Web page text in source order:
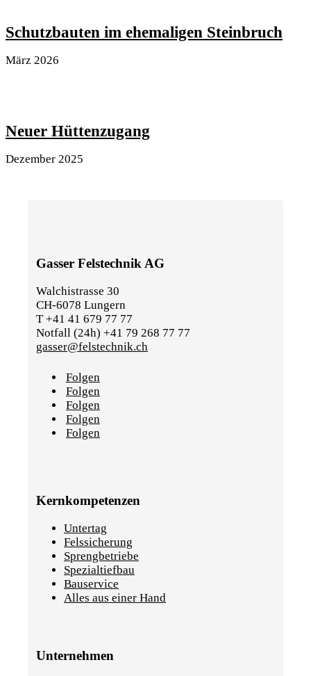
Schutzbauten im ehemaligen Steinbruch
März 2026
Neuer Hüttenzugang
Dezember 2025
Gasser Felstechnik AG
Walchistrasse 30
CH-6078 Lungern
T +41 41 679 77 77
Notfall (24h) +41 79 268 77 77
gasser@felstechnik.ch
Folgen
Folgen
Folgen
Folgen
Folgen
Kernkompetenzen
Untertag
Felssicherung
Sprengbetriebe
Spezialtiefbau
Bauservice
Alles aus einer Hand
Unternehmen